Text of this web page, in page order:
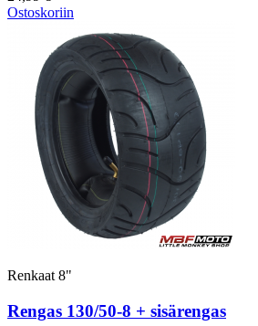
Ostoskoriin
Renkaat 8"
Rengas 130/50-8 + sisärengas